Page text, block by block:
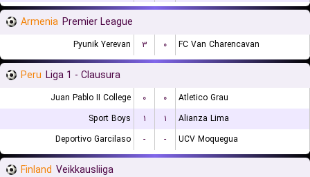
Armenia Premier League
Pyunik Yerevan ۳ ۰ FC Van Charencavan
Peru Liga 1 - Clausura
Juan Pablo II College ۰ ۰
Atletico Grau
Sport Boys
۱ ۱
Alianza Lima
Deportivo Garcilaso
- - UCV Moquegua
Finland Veikkausliiga